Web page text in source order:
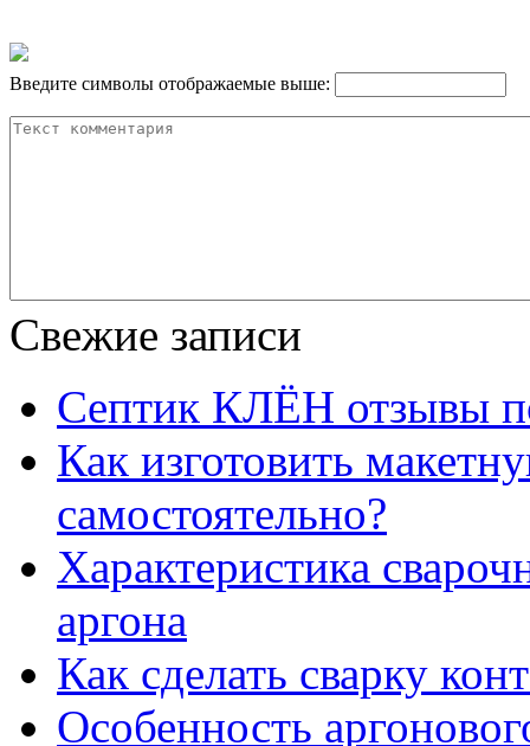
Введите символы отображаемые выше:
Свежие записи
Септик КЛЁН отзывы
Как изготовить
самостоятельно?
Характеристика
аргона
Как сделать сварку
Особенность